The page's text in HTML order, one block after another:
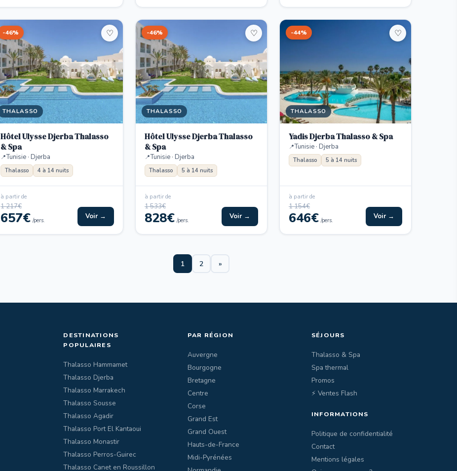
-46%
THALASSO
♡
Hôtel Ulysse Djerba Thalasso
& Spa
Tunisie · Djerba
Thalasso 4 à 14 nuits
à partir de
1 217€
657€ /pers. Voir →
-46%
THALASSO
♡
Hôtel Ulysse Djerba Thalasso
& Spa
Tunisie · Djerba
Thalasso 5 à 14 nuits
à partir de
1 533€
828€ /pers. Voir →
-44%
THALASSO
♡
Yadis Djerba Thalasso & Spa
Tunisie · Djerba
Thalasso 5 à 14 nuits
à partir de
1 154€
646€ /pers. Voir →
1 2 »
DESTINATIONS
POPULAIRES
Thalasso Hammamet
Thalasso Djerba
Thalasso Marrakech
Thalasso Sousse
Thalasso Agadir
Thalasso Port El Kantaoui
Thalasso Monastir
Thalasso Perros-Guirec
Thalasso Canet en Roussillon
PAR RÉGION
Auvergne
Bourgogne
Bretagne
Centre
Corse
Grand Est
Grand Ouest
Hauts-de-France
Midi-Pyrénées
SÉJOURS
Thalasso & Spa
Spa thermal
Promos
⚡ Ventes Flash
INFORMATIONS
Politique de confidentialité
Contact
Mentions légales